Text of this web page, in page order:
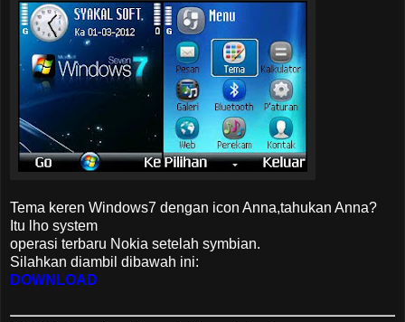
Tema keren Windows7 dengan icon Anna,tahukan Anna?
Itu lho system
operasi terbaru Nokia setelah symbian.
Silahkan diambil dibawah ini:
DOWNLOAD